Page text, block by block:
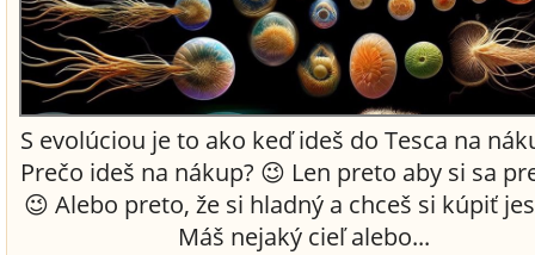
S evolúciou je to ako keď ideš do Tesca na
Prečo ideš na nákup? 😉 Len preto aby si sa
😉 Alebo preto, že si hladný a chceš si kúpiť
Máš nejaký cieľ alebo...